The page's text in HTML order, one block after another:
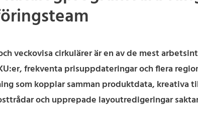
veckovisa cirkulärer är en av de mest
frekventa prisuppdateringar och flera
som kopplar samman produktdata,
och upprepade layoutredigeringar